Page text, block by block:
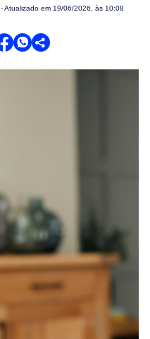
- Atualizado em 19/06/2026, às 10:08